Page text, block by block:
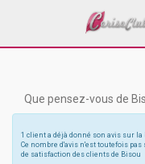
Que pensez-vous de
1 client a déjà donné son avis sur
Ce nombre d'avis n'est toutefois
de satisfaction des clients de Bisou